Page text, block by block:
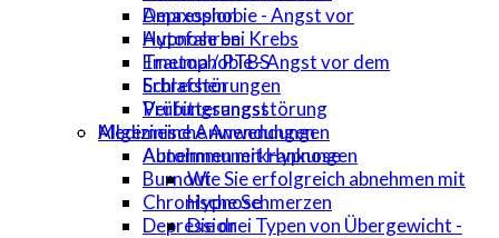
Amaxophobie - Angst vor
Autofahren
Emetophobie - Angst vor dem
Erbrechen
Prüfungsangst
Medizinische Anwendungen
Autoimmunerkrankungen
Burnout
Chronische Schmerzen
Depression
Depression
Hypnose bei Krebs
Trauma / PTBS
Schlafstörungen
Verbitterungsstörung
Allgemeine Anwendungen
Abnehmen mit Hypnose
Wie Sie erfolgreich abnehmen mit
Hypnose
Die drei Typen von Übergewicht -